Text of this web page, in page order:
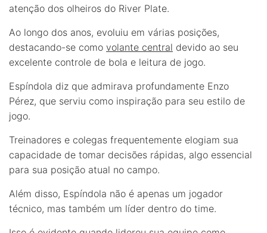
atenção dos olheiros do River Plate.
Ao longo dos anos, evoluiu em várias posições,
destacando-se como volante central devido ao seu
excelente controle de bola e leitura de jogo.
Espíndola diz que admirava profundamente Enzo
Pérez, que serviu como inspiração para seu estilo de
jogo.
Treinadores e colegas frequentemente elogiam sua
capacidade de tomar decisões rápidas, algo essencial
para sua posição atual no campo.
Além disso, Espíndola não é apenas um jogador
técnico, mas também um líder dentro do time.